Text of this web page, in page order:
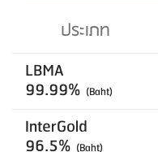
ประเภท
LBMA
99.99% (Baht)
InterGold